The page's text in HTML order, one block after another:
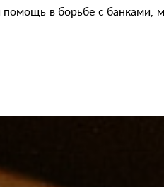
в борьбе с банками,